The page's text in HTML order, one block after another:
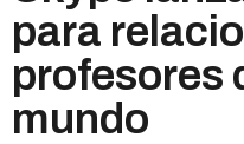
para
profesores
mundo